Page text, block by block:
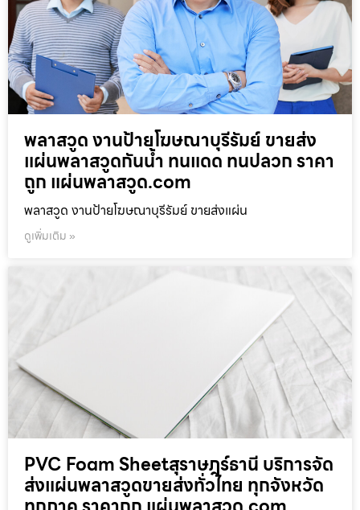
พลาสวูด งานป้ายโฆษณาบุรีรัมย์ ขายส่ง
แผ่นพลาสวูดกันน้ำ ทนแดด ทนปลวก ราคา
ถูก แผ่นพลาสวูด.com
พลาสวูด งานป้ายโฆษณาบุรีรัมย์ ขายส่งแผ่น
ดูเพิ่มเติม »
PVC Foam Sheetสุราษฎร์ธานี บริการจัด
ส่งแผ่นพลาสวูดขายส่งทั่วไทย ทุกจังหวัด